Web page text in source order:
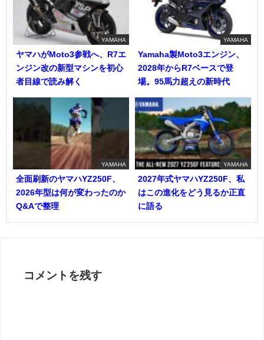
YAMAHA
ヤマハがMoto3参戦へ、R7エ
ンジン改の新型マシンを初心
者目線で読み解く
YAMAHA
Yamaha製Moto3エンジン、
2028年からR7ベースで登
場。95馬力超えの新時代
YAMAHA
全面刷新のヤマハYZ250F、
2026年型は何が変わったのか
Q&Aで整理
YAMAHA
2027年式ヤマハYZ250F、私
はこの進化をどう見るか正直
に語る
コメントを残す